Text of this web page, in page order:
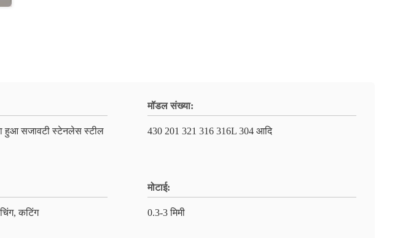
हुआ सजावटी स्टेनलेस स्टील
मॉडल संख्या:
430 201 321 316 316L 304 आदि
कटिंग
मोटाई:
0.3-3 मिमी